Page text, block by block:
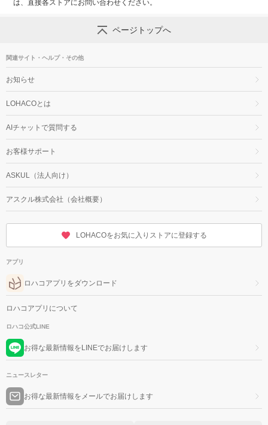
は、直接各ストアにお問い合わせください。
ページトップへ
関連サイト・ヘルプ・その他
お知らせ
LOHACOとは
AIチャットで質問する
お客様サポート
ASKUL（法人向け）
アスクル株式会社（会社概要）
LOHACOをお気に入りストアに登録する
アプリ
ロハコアプリをダウンロード
ロハコアプリについて
ロハコ公式LINE
お得な最新情報をLINEでお届けします
ニュースレター
お得な最新情報をメールでお届けします